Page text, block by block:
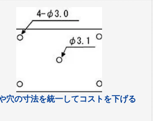
穴の寸法を統一してコストを下げる